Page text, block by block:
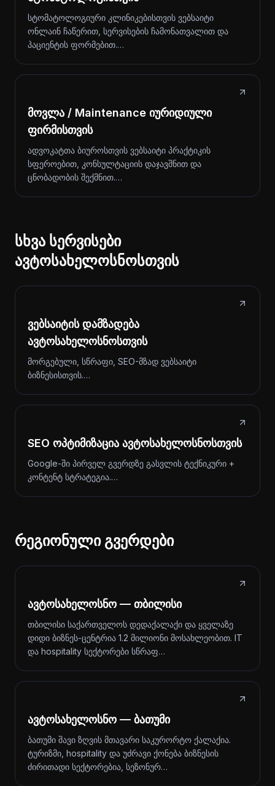
სტომატოლოგიური კლინიკებისთვის ვებსაიტი
ონლაინ ჩაწერით, სერვისების ჩამონათვალით და
პაციენტის ფორმებით.…
მოვლა / Maintenance იურიდიული
ფირმისთვის
ადვოკატთა ბიუროსთვის ვებსაიტი პრაქტიკის
სფეროებით, კონსულტაციის დაჯავშნით და
ცნობადობის შექმნით.…
სხვა სერვისები
ავტოსახელოსნოსთვის
ვებსაიტის დამზადება
ავტოსახელოსნოსთვის
მორგებული, სწრაფი, SEO-მზად ვებსაიტი
ბიზნესისთვის.…
SEO ოპტიმიზაცია ავტოსახელოსნოსთვის
Google-ში პირველ გვერდზე გასვლის ტექნიკური +
კონტენტ სტრატეგია.…
რეგიონული გვერდები
ავტოსახელოსნო — თბილისი
თბილისი საქართველოს დედაქალაქი და ყველაზე
დიდი ბიზნეს-ცენტრია 1.2 მილიონი მოსახლეობით. IT
და hospitality სექტორები სწრაფ…
ავტოსახელოსნო — ბათუმი
ბათუმი შავი ზღვის მთავარი საკურორტო ქალაქია.
ტურიზმი, hospitality და უძრავი ქონება ბიზნესის
ძირითადი სექტორებია, სეზონურ…